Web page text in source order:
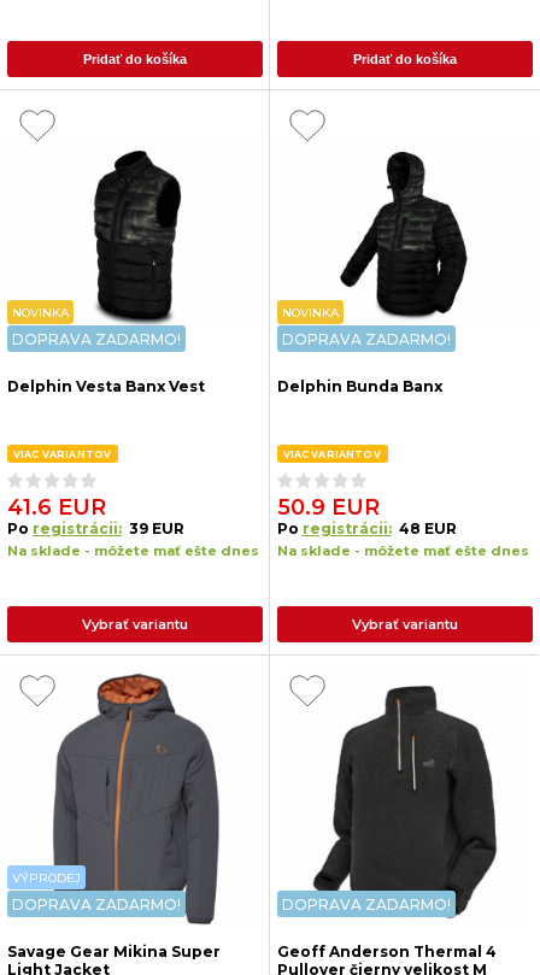
Pridať do košíka Pridať do košíka
NOVINKA
DOPRAVA ZADARMO!
Delphin Vesta Banx Vest
VIAC VARIANTOV
41.6 EUR
Po registrácii: 39 EUR
Na sklade - môžete mať ešte dnes
Vybrať variantu
NOVINKA
DOPRAVA ZADARMO!
Delphin Bunda Banx
VIAC VARIANTOV
50.9 EUR
Po registrácii: 48 EUR
Na sklade - môžete mať ešte dnes
Vybrať variantu
VÝPRODEJ
DOPRAVA ZADARMO!
Savage Gear Mikina Super
Light Jacket
DOPRAVA ZADARMO!
Geoff Anderson Thermal 4
Pullover čierny velikost M